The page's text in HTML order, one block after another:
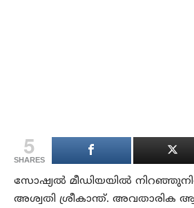
5
SHARES
സോഷ്യല്‍ മീഡിയയില്‍
അശ്വതി ശ്രീകാന്ത്. അവതാരിക